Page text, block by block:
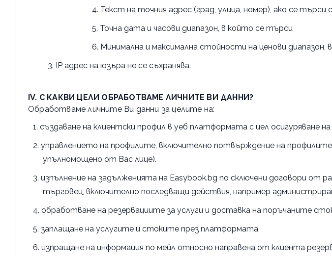
Текст на точния адрес (град, улица, номер), ако се търси
Точна дата и часови диапазон, в който се търси
Минимална и максимална стойности на ценови диапазон,
IP адрес на юзъра не се съхранява.
IV. С КАКВИ ЦЕЛИ ОБРАБОТВАМЕ ЛИЧНИТЕ ВИ ДАННИ?
Обработваме личните Ви данни за целите на:
създаване на клиентски профил в уеб платформата с цел осигуряване
управлението на профилите, включително потвърждение на
упълномощено от Вас лице).
изпълнение на задълженията на Easybook.bg по сключени договори
търговец, включително последващи действия, например
обработване на резервациите за услуги и доставка на поръчаните
заплащане на услугите и стоките през платформата
изпращане на информация по мейл относно направена от клиента